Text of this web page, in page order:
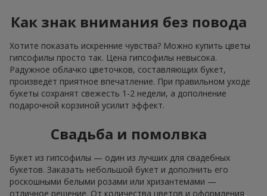
Как знак внимания без повода
Хотите показать искренние чувства? Можно купить цветы
гипсофилы просто так. Цена гипсофилы невысока.
Радужное облачко цветочков, составляющих букет,
произведёт приятное впечатление. При правильном уходе
букеты сохранят свежесть 1-2 недели, а дополнение
подарочной корзиной усилит эффект.
Свадьба и помолвка
Букет из гипсофилы — один из лучших для свадебных
букетов. Заказать небольшой букет и дополнить его
роскошными белыми розами или хризантемами —
отличное решение. От количества цветов и оформления